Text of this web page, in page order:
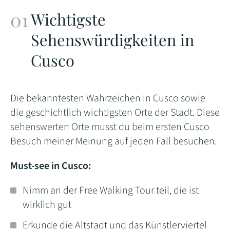
Wichtigste
Sehenswürdigkeiten in
Cusco
Die bekanntesten Wahrzeichen in Cusco sowie
die geschichtlich wichtigsten Orte der Stadt. Diese
sehenswerten Orte musst du beim ersten Cusco
Besuch meiner Meinung auf jeden Fall besuchen.
Must-see in Cusco:
Nimm an der Free Walking Tour teil, die ist
wirklich gut
Erkunde die Altstadt und das Künstlerviertel